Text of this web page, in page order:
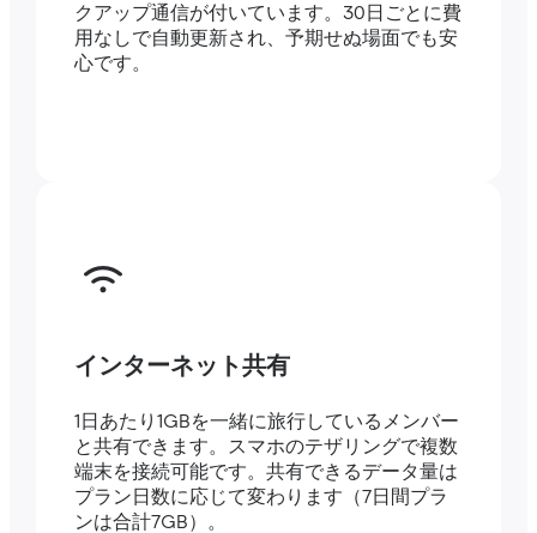
クアップ通信が付いています。30日ごとに費
用なしで自動更新され、予期せぬ場面でも安
心です。
インターネット共有
1日あたり1GBを一緒に旅行しているメンバー
と共有できます。スマホのテザリングで複数
端末を接続可能です。共有できるデータ量は
プラン日数に応じて変わります（7日間プラ
ンは合計7GB）。